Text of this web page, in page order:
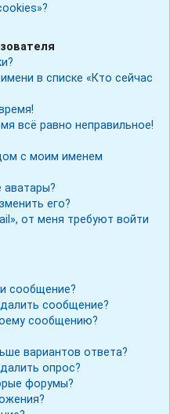
в списке «Кто сейчас
всё равно неправильное!
с моим именем
аватары?
его?
от меня требуют войти
сообщение?
сообщение?
сообщению?
вариантов ответа?
опрос?
форумы?